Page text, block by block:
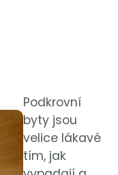
Podkrovní
byty jsou
velice lákavé
tím, jak